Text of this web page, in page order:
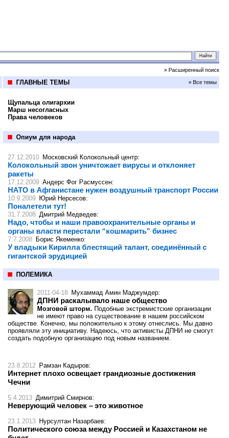
» Расширенный поиск
ГЛАВНЫЕ ТЕМЫ » Все темы
Щупальца олигархии
Марш несогласных
Права человеков
Опиум для народа
27.12.2010 Московский Колокольный центр:
Колокольный звон уничтожает вирусы и отклоняет
ракеты
17.12.2009 Андерс Фог Расмуссен:
НАТО в Афганистане нужен воздушный транспорт России
10.9.2009 Юрий Нерсесов:
Поналетели тут!
31.7.2008 Дмитрий Медведев:
Надо, чтобы и наши правоохранительные органы и
органы власти перестали “кошмарить” бизнес
7.7.2008 Борис Якеменко:
У владыки Кирилла блестящий талант, соединённый с
гигантской эрудицией
ПОЛЕМИКА
2011-04-18 Мухаммад Амин Маджумдер:
ДПНИ раскалывало наше общество
Мозговой шторм. Подобные экстремистские организации
не имеют право на существование в нашем российском
обществе. Конечно, мы положительно к этому отнеслись. Мы давно
проявляли эту инициативу. Надеюсь, что активисты ДПНИ не смогут
создать подобную организацию под новым названием.
23.8.2012 Рамзан Кадыров:
Интернет плохо освещает грандиозные достижения
Чечни
5.4.2013 Димитрий Смирнов:
Неверующий человек – это животное
23.1.2013 Нурсултан Назарбаев:
Политического союза между Россией и Казахстаном не